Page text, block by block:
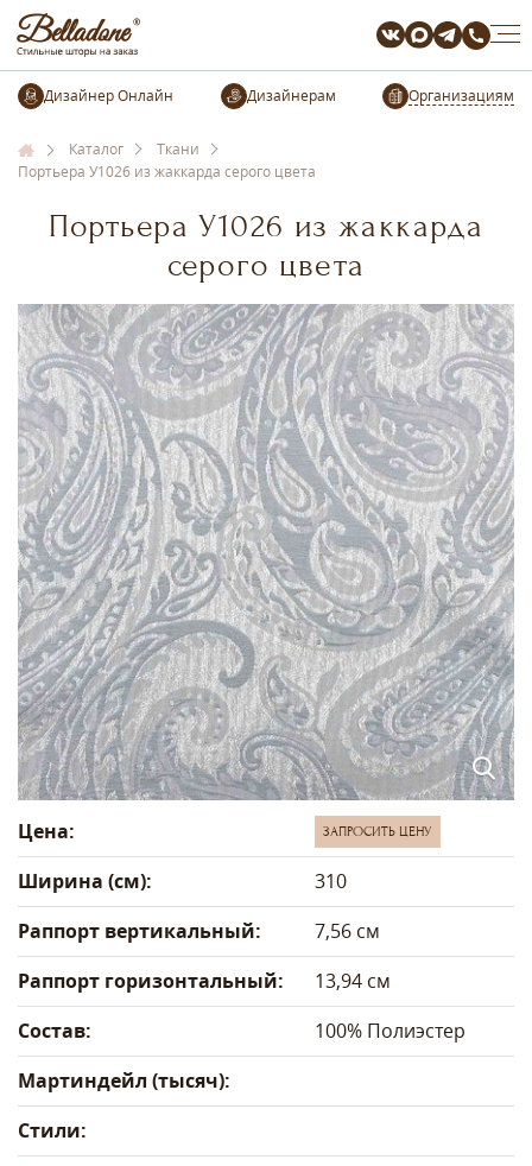
Организациям
Каталог
Ткани
Портьера У1026 из жаккарда серого цвета
Портьера У1026 из жаккарда
серого цвета
Цена: ЗАПРОСИТЬ ЦЕНУ
Ширина (см):
310
Раппорт вертикальный:
7,56 см
Раппорт горизонтальный:
13,94 см
Состав:
100% Полиэстер
Мартиндейл (тысяч):
Стили: